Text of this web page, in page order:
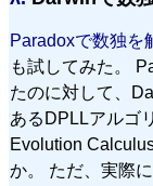
Paradoxで数独を
も試してみた。
たのに対して、
あるDPLLアルゴ
Evolution
か。 ただ、実際